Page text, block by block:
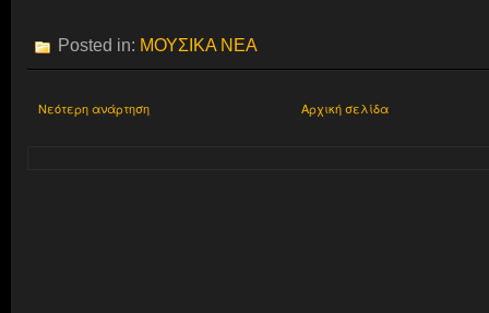
Posted in: ΜΟΥΣΙΚΑ ΝΕΑ
Νεότερη ανάρτηση Αρχική σελίδα